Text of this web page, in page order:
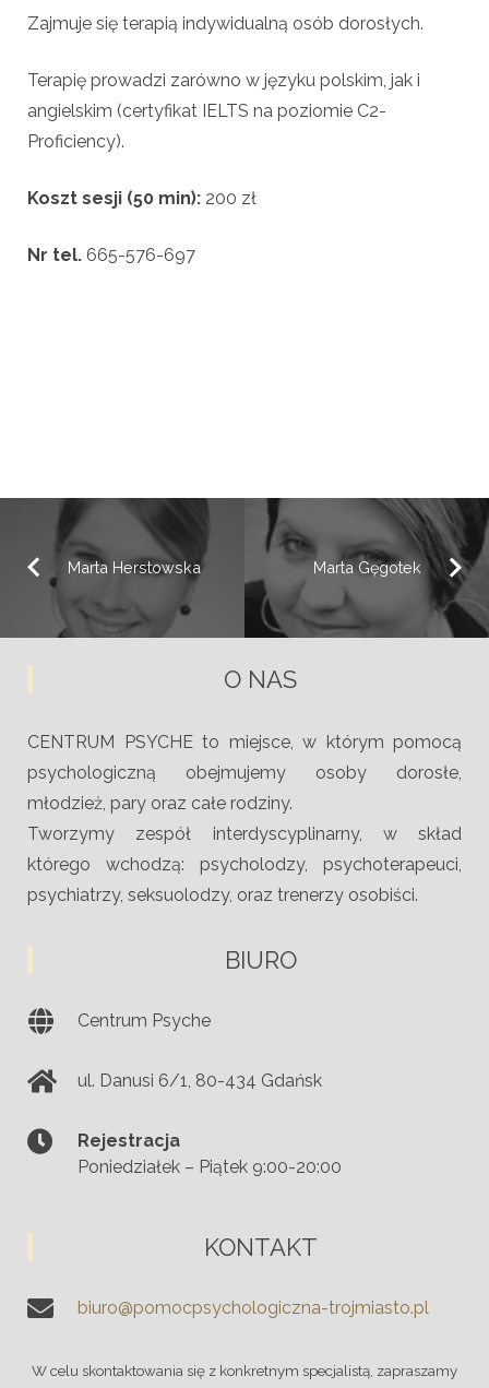
Zajmuje się terapią indywidualną osób dorosłych.
Terapię prowadzi zarówno w języku polskim, jak i
angielskim (certyfikat IELTS na poziomie C2-
Proficiency).
Koszt sesji (50 min): 200 zł
Nr tel. 665-576-697
Marta Herstowska Marta Gęgotek
O NAS
CENTRUM PSYCHE to miejsce, w którym pomocą
psychologiczną obejmujemy osoby dorosłe,
młodzież, pary oraz całe rodziny.
Tworzymy zespół interdyscyplinarny, w skład
którego wchodzą: psycholodzy, psychoterapeuci,
psychiatrzy, seksuolodzy, oraz trenerzy osobiści.
BIURO
Centrum Psyche
ul. Danusi 6/1, 80-434 Gdańsk
Rejestracja
Poniedziałek – Piątek 9:00-20:00
KONTAKT
biuro@pomocpsychologiczna-trojmiasto.pl
W celu skontaktowania się z konkretnym specjalistą, zapraszamy